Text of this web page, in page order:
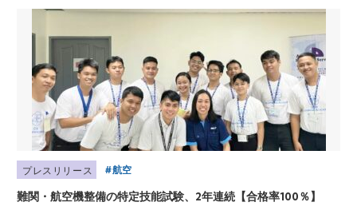
プレスリリース 航空
難関・航空機整備の特定技能試験、2年連続【合格率100％】